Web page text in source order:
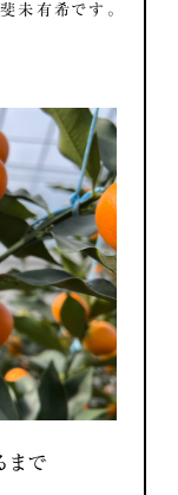
未有希です。
まで